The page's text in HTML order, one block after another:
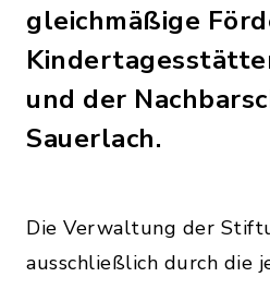
gleichmäßige
und der
Sauerlach.
Die Verwaltung der
ausschließlich durch die